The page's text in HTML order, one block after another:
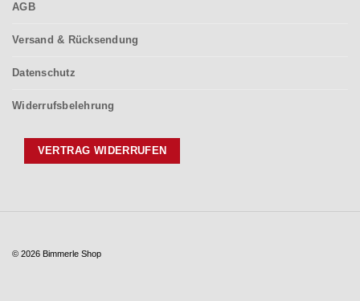
AGB
Versand & Rücksendung
Datenschutz
Widerrufsbelehrung
VERTRAG WIDERRUFEN
© 2026 Bimmerle Shop